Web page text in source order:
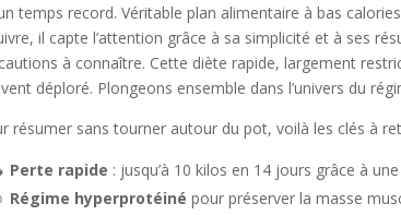
temps record. Véritable plan alimentaire à bas
il capte l’attention grâce à sa simplicité et à ses
à connaître. Cette diète rapide, largement
déploré. Plongeons ensemble dans l’univers du
résumer sans tourner autour du pot, voilà les clés à
Perte rapide : jusqu’à 10 kilos en 14 jours grâce à
Régime hyperprotéiné pour préserver la masse